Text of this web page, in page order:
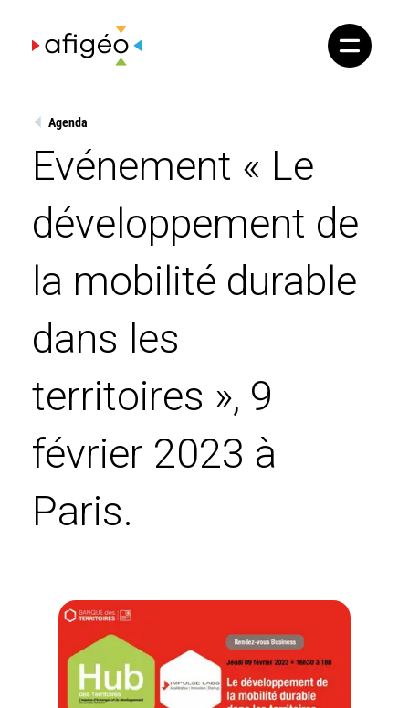
content
Agenda
Evénement « Le
développement de
la mobilité durable
dans les
territoires », 9
février 2023 à
Paris.